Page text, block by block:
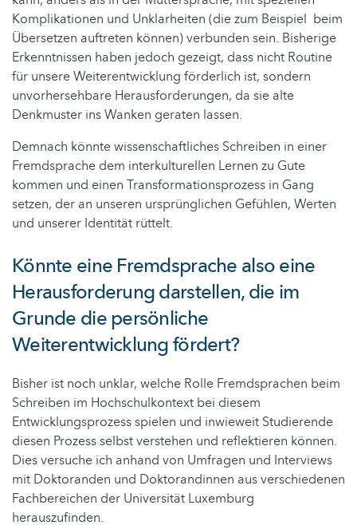
Komplikationen und Unklarheiten (die zum Beispiel beim
Übersetzen auftreten können) verbunden sein. Bisherige
Erkenntnissen haben jedoch gezeigt, dass nicht Routine
für unsere Weiterentwicklung förderlich ist, sondern
unvorhersehbare Herausforderungen, da sie alte
Denkmuster ins Wanken geraten lassen.
Demnach könnte wissenschaftliches Schreiben in einer
Fremdsprache dem interkulturellen Lernen zu Gute
kommen und einen Transformationsprozess in Gang
setzen, der an unseren ursprünglichen Gefühlen, Werten
und unserer Identität rüttelt.
Könnte eine Fremdsprache also eine
Herausforderung darstellen, die im
Grunde die persönliche
Weiterentwicklung fördert?
Bisher ist noch unklar, welche Rolle Fremdsprachen beim
Schreiben im Hochschulkontext bei diesem
Entwicklungsprozess spielen und inwieweit Studierende
diesen Prozess selbst verstehen und reflektieren können.
Dies versuche ich anhand von Umfragen und Interviews
mit Doktoranden und Doktorandinnen aus verschiedenen
Fachbereichen der Universität Luxemburg
herauszufinden.